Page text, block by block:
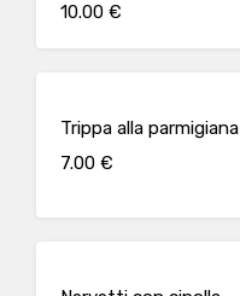
10.00 €
Trippa alla parmigiana
7.00 €